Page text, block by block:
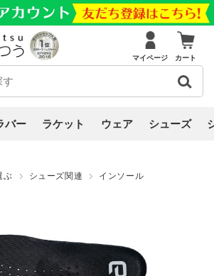
マイページ カート
バー ラケット ウェア シューズ
ぶ シューズ関連 インソール